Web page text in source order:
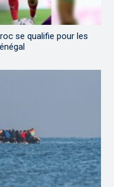
se qualifie pour les